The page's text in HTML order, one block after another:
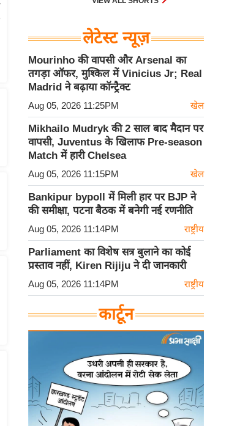
लेटेस्ट न्यूज़
Mourinho की वापसी और Arsenal का
तगड़ा ऑफर, मुश्किल में Vinicius Jr; Real
Madrid ने बढ़ाया कॉन्ट्रैक्ट
Aug 05, 2026 11:25PM खेल
Mikhailo Mudryk की 2 साल बाद मैदान पर
वापसी, Juventus के खिलाफ Pre-season
Match में हारी Chelsea
Aug 05, 2026 11:15PM खेल
Bankipur bypoll में मिली हार पर BJP ने
की समीक्षा, पटना बैठक में बनेगी नई रणनीति
Aug 05, 2026 11:14PM राष्ट्रीय
Parliament का विशेष सत्र बुलाने का कोई
प्रस्ताव नहीं, Kiren Rijiju ने दी जानकारी
Aug 05, 2026 11:14PM राष्ट्रीय
कार्टून